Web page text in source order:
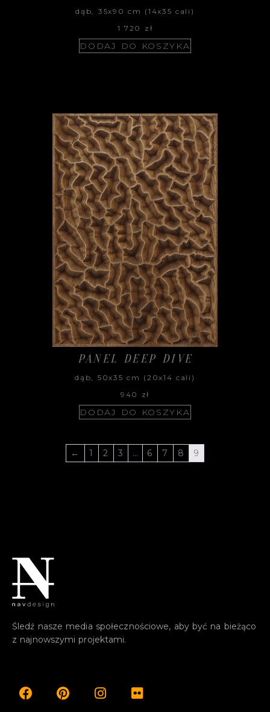
dąb, 35x90 cm (14x35 cali)
1 720 zł
DODAJ DO KOSZYKA
PANEL DEEP DIVE
dąb, 50x35 cm (20x14 cali)
940 zł
DODAJ DO KOSZYKA
← 1 2 3 … 6 7 8 9
Śledź nasze media społecznościowe, aby być na bieżąco
z najnowszymi projektami.